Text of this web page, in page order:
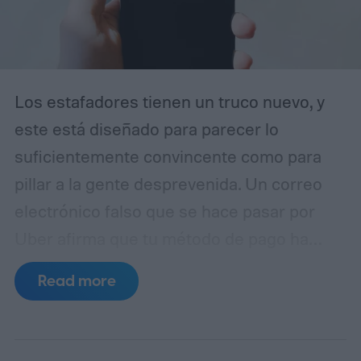
Los estafadores tienen un truco nuevo, y
este está diseñado para parecer lo
suficientemente convincente como para
pillar a la gente desprevenida. Un correo
caducado y te insta a actualizar tus datos
de facturación inmediatamente. A simple
Read more